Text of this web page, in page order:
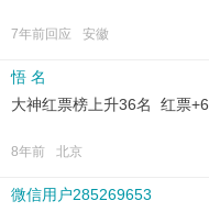
7年前回应 安徽
悟 名
大神红票榜上升36名 红票+6
8年前 北京
微信用户285269653